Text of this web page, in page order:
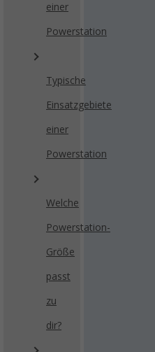
einer
Powerstation
Typische
Einsatzgebiete
einer
Powerstation
Welche
Powerstation-
Größe
passt
zu
dir?